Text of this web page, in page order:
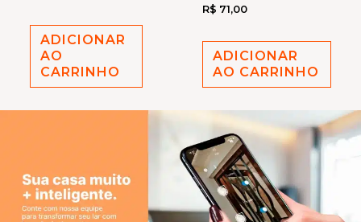
ADICIONAR
AO
CARRINHO
R$ 71,00
ADICIONAR
AO CARRINHO